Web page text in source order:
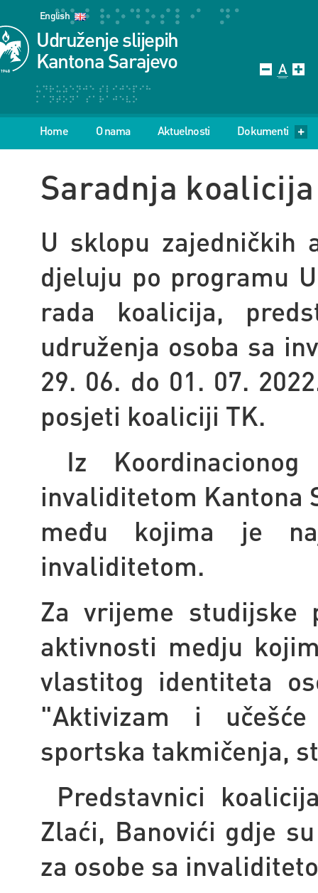
English
Udruženje slijepih
Kantona Sarajevo
Home O nama Aktuelnosti Dokumenti
Saradnja
U sklopu zajedničkih
djeluju po programu
rada koalicija,
udruženja osoba sa
29. 06. do 01. 07.
posjeti koaliciji TK.
Iz
invaliditetom Kantona
među kojima je
invaliditetom.
Za vrijeme studijske
aktivnosti medju
vlastitog identiteta
"Aktivizam i
sportska takmičenja,
Predstavnici
Zlaći, Banovići gdje
za osobe sa